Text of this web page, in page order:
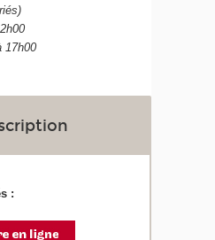
17h00
: